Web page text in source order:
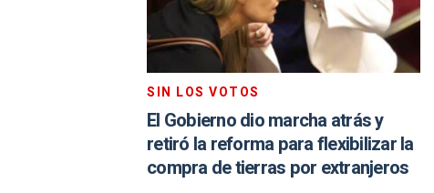
SIN LOS VOTOS
El Gobierno dio marcha atrás y
retiró la reforma para flexibilizar la
compra de tierras por extranjeros